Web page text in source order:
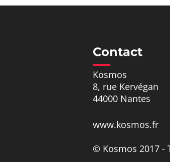
Contact
Kosmos
8, rue Kervégan
44000 Nantes
www.kosmos.fr
© Kosmos 2017 -